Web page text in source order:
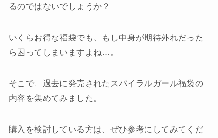
るのではないでしょうか？
いくらお得な福袋でも、もし中身が期待外れだった
ら困ってしまいますよね…。
そこで、過去に発売されたスパイラルガール福袋の
内容を集めてみました。
購入を検討している方は、ぜひ参考にしてみてくだ